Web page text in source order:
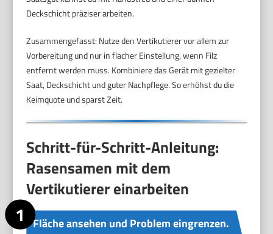
Deckschicht präziser arbeiten.
Zusammengefasst: Nutze den Vertikutierer vor allem zur
Vorbereitung und nur in flacher Einstellung, wenn Filz
entfernt werden muss. Kombiniere das Gerät mit gezielter
Saat, Deckschicht und guter Nachpflege. So erhöhst du die
Keimquote und sparst Zeit.
Schritt-für-Schritt-Anleitung:
Rasensamen mit dem
Vertikutierer einarbeiten
Fläche ansehen und Problem eingrenzen.